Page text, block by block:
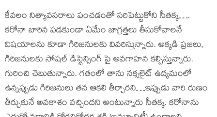
కేవలం నిత్యావసరాలు పంచడంతో సరిపెట్టుకోని సీతక్క….
కరోనా బారిన పడకుండా ఏమేం జాగ్రత్తలు తీసుకోవాలనే
విషయాలను కూడా గిరిజనులకు వివరిస్తున్నారు. అక్కడి ప్రజలు,
గిరిజనులకు సోషల్ డిస్టెన్సింగ్ పై అవగాహన కల్పిస్తున్నారు.
గురించి చెబుతున్నారు. గతంలో తాను నక్సలైట్ ఉద్యమంలో
ఉన్నప్పుడు గిరిజనులు తన ఆకలి తీర్చారని…ఇప్పుడు వారి రుణం
తీర్చుకునే అవకాశం వచ్చిందని అంటున్నారు సీతక్క. కరోనాను